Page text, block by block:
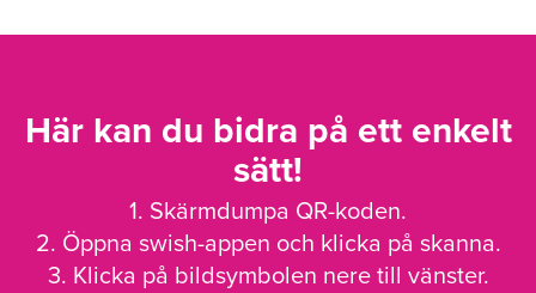
Här kan du bidra på ett enkelt
sätt!
1. Skärmdumpa QR-koden.
2. Öppna swish-appen och klicka på skanna.
3. Klicka på bildsymbolen nere till vänster.